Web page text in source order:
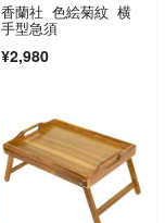
香蘭社 色絵菊紋 横
手型急須
¥2,980